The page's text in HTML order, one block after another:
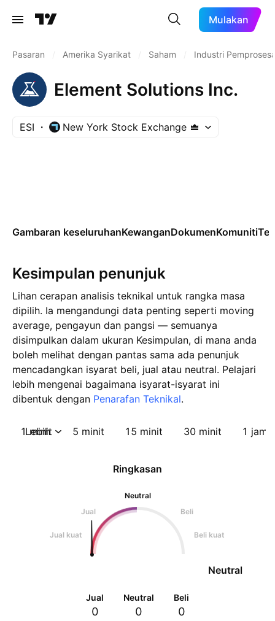
Mulakan
Pasaran Amerika Syarikat Saham Industri
Element Solutions Inc.
ESI New York Stock Exchange
Gambaran keseluruhanKewanganDokumenKomuniti
Kesimpulan penunjuk
Lihan cerapan analisis teknikal untuk rangka masa
dipilih. Ia mengandungi data penting seperti moving
average, pengayun dan pangsi — semuanya
disimpulkan dalam ukuran Kesimpulan, di mana anda
boleh melihat dengan pantas sama ada penunjuk
mencadangkan isyarat beli, jual atau neutral. Pelajari
lebih mengenai bagaimana isyarat-isyarat ini
dibentuk dengan Penarafan Teknikal.
1 minit 5 minit 15 minit 30 minit 1 jam
Lebih
Ringkasan
Neutral
Jual
Beli
Jual kuat Beli kuat
Neutral
Jual
0
Neutral
0
Beli
0